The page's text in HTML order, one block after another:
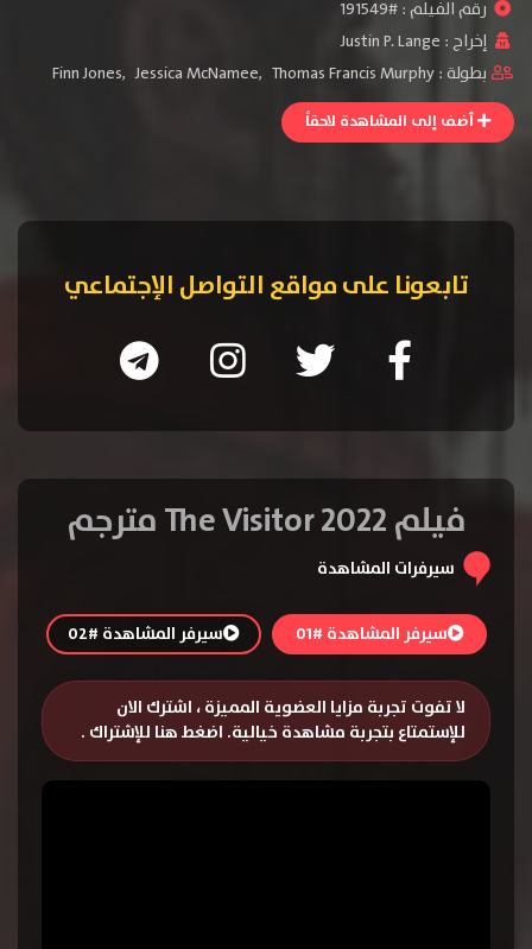
رقم الفيلم : #191549
إخراج : Justin P. Lange
بطولة :
Finn Jones, Jessica McNamee, Thomas Francis Murphy
أضف إلى المشاهدة لاحقاً
تابعونا على مواقع التواصل الإجتماعي
فيلم The Visitor 2022 مترجم
سيرفرات المشاهدة
سيرفر المشاهدة #01 سيرفر المشاهدة #02
لا تفوت تجربة مزايا العضوية المميزة ، اشترك الان
للإستمتاع بتجربة مشاهدة خيالية. اضغط هنا للإشتراك .